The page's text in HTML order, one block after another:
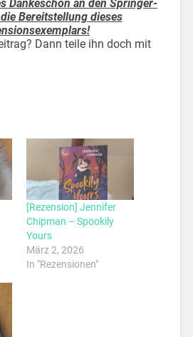
Dankeschön an den Springer-
Bereitstellung dieses
Dann teile ihn doch mit
[Rezension] Jennifer
Chipman – Spookily
Yours
März 2, 2026
In "Rezensionen"